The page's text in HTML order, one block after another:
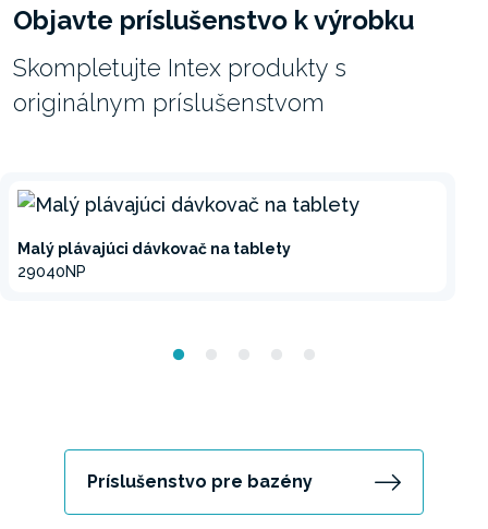
Objavte príslušenstvo k výrobku
Skompletujte Intex produkty s
originálnym príslušenstvom
Malý plávajúci dávkovač na tablety
29040NP
Príslušenstvo pre bazény